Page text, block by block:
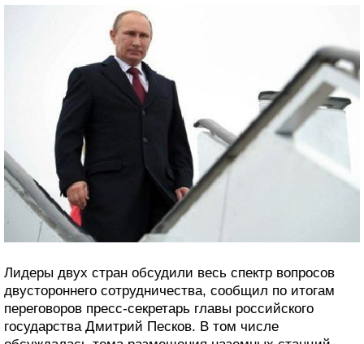
Лидеры двух стран обсудили весь спектр вопросов
двустороннего сотрудничества, сообщил по итогам
переговоров пресс-секретарь главы российского
государства Дмитрий Песков. В том числе